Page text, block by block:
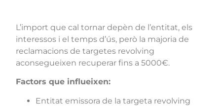
L’import que cal tornar depèn de l’entitat, els
interessos i el temps d’ús, però la majoria de
reclamacions de targetes revolving
aconsegueixen recuperar fins a 5000€.
Factors que influeixen:
Entitat emissora de la targeta revolving